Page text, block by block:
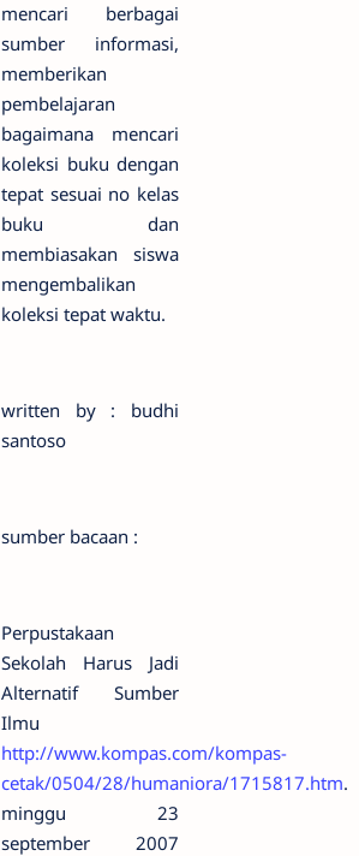
mencari berbagai
sumber informasi,
memberikan
pembelajaran
bagaimana mencari
koleksi buku dengan
tepat sesuai no kelas
buku dan
membiasakan siswa
mengembalikan
koleksi tepat waktu.
written by : budhi
santoso
sumber bacaan :
Perpustakaan
Sekolah Harus Jadi
Alternatif Sumber
Ilmu
http://www.kompas.com/kompas-
cetak/0504/28/humaniora/1715817.htm.
minggu 23
september 2007